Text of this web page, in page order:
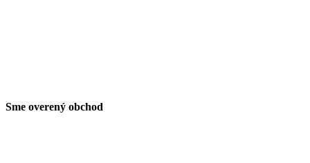
Sme overený obchod